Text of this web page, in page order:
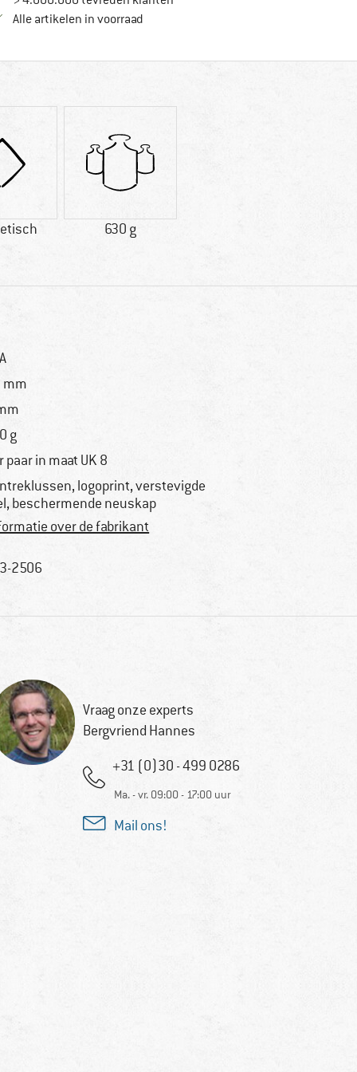
Alle artikelen in voorraad
630 g
mm
g
paar in maat UK 8
logoprint, verstevigde
beschermende neuskap
over de fabrikant
2506
Vraag onze experts
Bergvriend Hannes
+31 (0)30 - 499 0286
Ma. - vr. 09:00 - 17:00 uur
Mail ons!